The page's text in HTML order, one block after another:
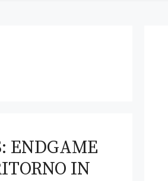
ENDGAME
IN